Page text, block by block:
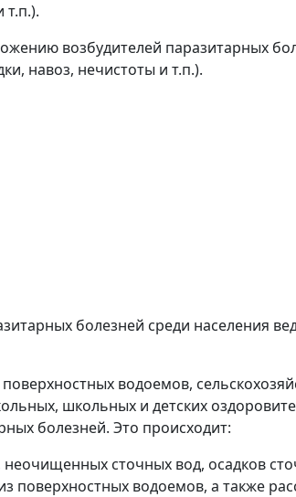
т.п.).
возбудителей паразитарных
навоз, нечистоты и т.п.).
болезней среди населения
водоемов,
школьных и детских
болезней. Это происходит:
сточных вод, осадков
поверхностных водоемов, а также